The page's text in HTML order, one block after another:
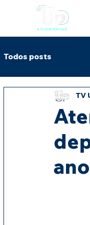
Todos posts
TV